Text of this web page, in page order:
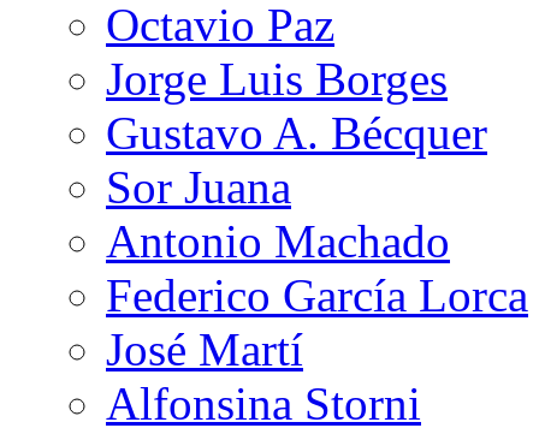
Octavio Paz
Jorge Luis Borges
Gustavo A. Bécquer
Sor Juana
Antonio Machado
Federico García Lorca
José Martí
Alfonsina Storni